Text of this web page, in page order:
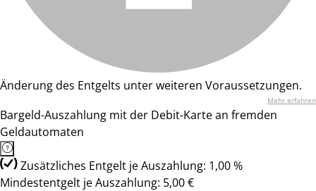
Änderung des Entgelts unter weiteren Voraussetzungen.
Mehr erfahren
Bargeld-Auszahlung mit der Debit-Karte an fremden
Geldautomaten
Zusätzliches Entgelt je Auszahlung: 1,00 %
Mindestentgelt je Auszahlung: 5,00 €